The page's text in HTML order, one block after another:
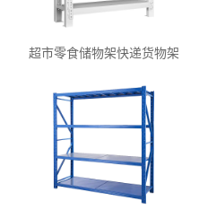
超市零食储物架快递货物架